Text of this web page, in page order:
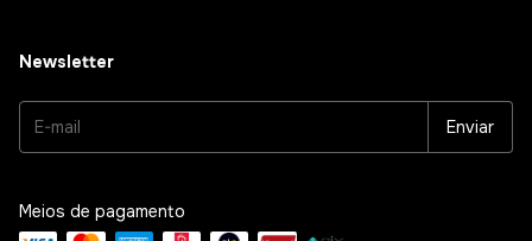
Newsletter
Meios de pagamento